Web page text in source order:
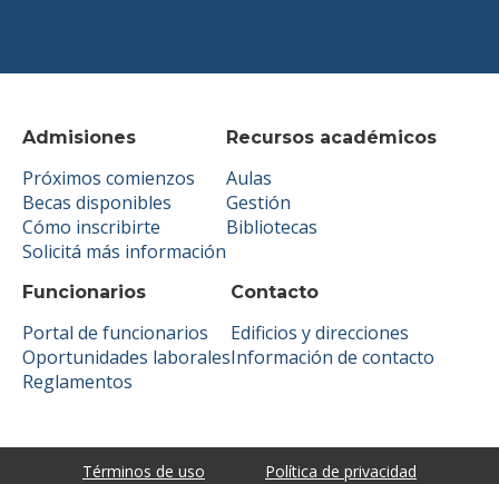
Admisiones
Próximos comienzos
Becas disponibles
Cómo inscribirte
Solicitá más información
Recursos académicos
Aulas
Gestión
Bibliotecas
Funcionarios
Portal de funcionarios
Oportunidades laborales
Reglamentos
Contacto
Edificios y direcciones
Información de contacto
Términos de uso Política de privacidad